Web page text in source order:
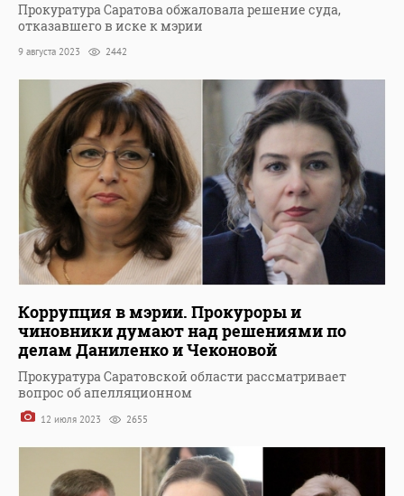
Прокуратура Саратова обжаловала решение суда,
отказавшего в иске к мэрии
9 августа 2023 2442
Коррупция в мэрии. Прокуроры и
чиновники думают над решениями по
делам Даниленко и Чеконовой
Прокуратура Саратовской области рассматривает
вопрос об апелляционном
12 июля 2023 2655